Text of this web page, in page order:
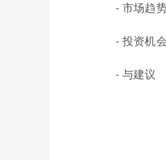
- 市场趋
- 投资机
- 与建议